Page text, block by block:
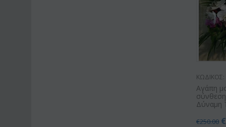
ΚΩΔΙΚΟΣ:
Αγάπη
σύνθεση
Δύναμη
€250.00 €